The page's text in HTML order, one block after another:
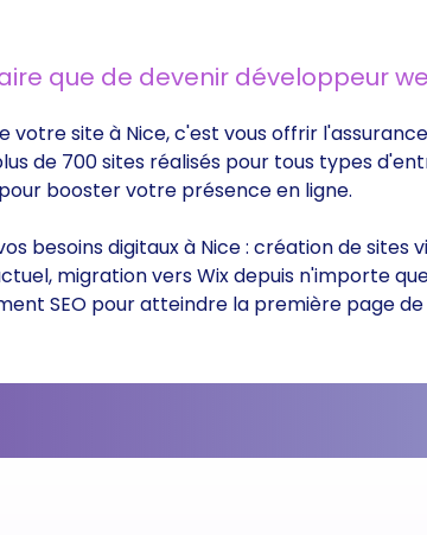
que de devenir développeur
votre site à Nice, c'est vous offrir
de 700 sites réalisés pour tous types
booster votre présence en ligne.
besoins digitaux à Nice : création de
migration vers Wix depuis n'importe
SEO pour atteindre la première page de